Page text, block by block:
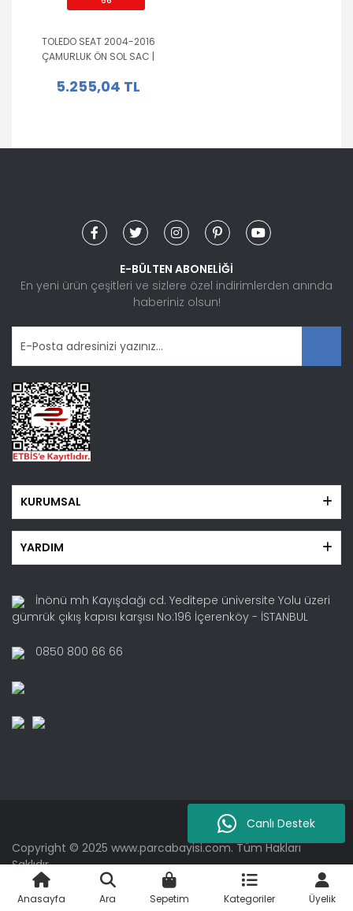
TOLEDO SEAT 2004-2016
ÇAMURLUK ÖN SOL SAC |
5.255,04 TL
E-BÜLTEN ABONELİĞİ
En yeni ürün çeşitleri ve sizlere özel indirimlerden anında
haberiniz olsun!
KURUMSAL
YARDIM
İnönü mh Kayışdağı cd. Yeditepe üniversite Yolu üzeri
gümrük çıkış kapısı karşısı No:196 İçerenköy - İSTANBUL
0850 800 66 66
Copyright © 2025 www.parcabayisi.com. Tüm Hakları
Saklıdır.
Canlı Destek
Anasayfa Ara Sepetim Kategoriler Üyelik
ideasoft e-